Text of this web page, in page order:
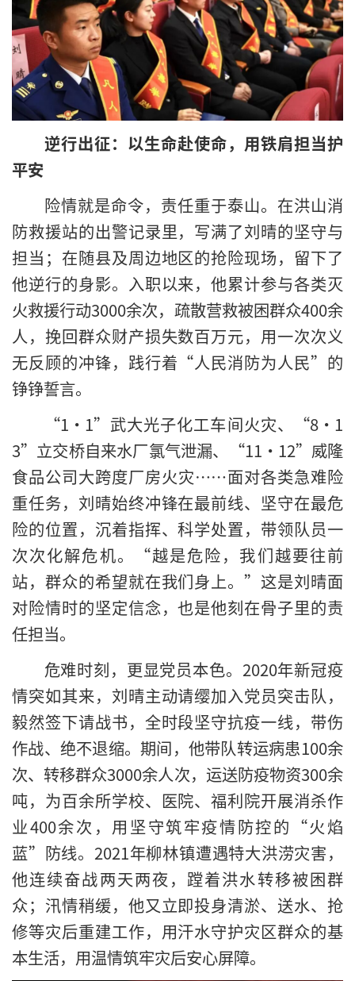
逆行出征：以生命赴使命，用铁肩担当护
平安
险情就是命令，责任重于泰山。在洪山消
防救援站的出警记录里，写满了刘晴的坚守与
担当；在随县及周边地区的抢险现场，留下了
他逆行的身影。入职以来，他累计参与各类灭
火救援行动3000余次，疏散营救被困群众400余
人，挽回群众财产损失数百万元，用一次次义
无反顾的冲锋，践行着“人民消防为人民”的
铮铮誓言。
“1·1”武大光子化工车间火灾、“8·1
3”立交桥自来水厂氯气泄漏、“11·12”威隆
食品公司大跨度厂房火灾……面对各类急难险
重任务，刘晴始终冲锋在最前线、坚守在最危
险的位置，沉着指挥、科学处置，带领队员一
次次化解危机。“越是危险，我们越要往前
站，群众的希望就在我们身上。”这是刘晴面
对险情时的坚定信念，也是他刻在骨子里的责
任担当。
危难时刻，更显党员本色。2020年新冠疫
情突如其来，刘晴主动请缨加入党员突击队，
毅然签下请战书，全时段坚守抗疫一线，带伤
作战、绝不退缩。期间，他带队转运病患100余
次、转移群众3000余人次，运送防疫物资300余
吨，为百余所学校、医院、福利院开展消杀作
业400余次，用坚守筑牢疫情防控的“火焰
蓝”防线。2021年柳林镇遭遇特大洪涝灾害，
他连续奋战两天两夜，蹚着洪水转移被困群
众；汛情稍缓，他又立即投身清淤、送水、抢
修等灾后重建工作，用汗水守护灾区群众的基
本生活，用温情筑牢灾后安心屏障。